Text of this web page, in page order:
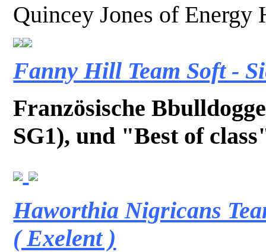
Quincey Jones of
Fanny Hill Team Soft -
Französische
SG1), und "Best of
Haworthia Nigricans
( Exelent )